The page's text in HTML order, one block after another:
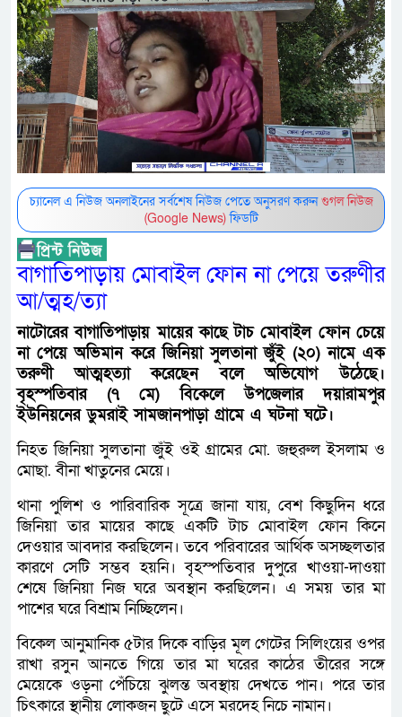
চ্যানেল এ নিউজ অনলাইনের সর্বশেষ নিউজ পেতে অনুসরণ করুনগুগল নিউজ
(Google News)ফিডটি
বাগাতিপাড়ায় মোবাইল ফোন না পেয়ে তরুণীর
আ/ত্মহ/ত্যা
নাটোরের বাগাতিপাড়ায় মায়ের কাছে টাচ মোবাইল ফোন চেয়ে
না পেয়ে অভিমান করে জিনিয়া সুলতানা জুঁই (২০) নামে এক
তরুণী আত্মহত্যা করেছেন বলে অভিযোগ উঠেছে।
বৃহস্পতিবার (৭ মে) বিকেলে উপজেলার দয়ারামপুর
ইউনিয়নের ডুমরাই সামজানপাড়া গ্রামে এ ঘটনা ঘটে।
নিহত জিনিয়া সুলতানা জুঁই ওই গ্রামের মো. জহুরুল ইসলাম ও
মোছা. বীনা খাতুনের মেয়ে।
থানা পুলিশ ও পারিবারিক সূত্রে জানা যায়, বেশ কিছুদিন ধরে
জিনিয়া তার মায়ের কাছে একটি টাচ মোবাইল ফোন কিনে
দেওয়ার আবদার করছিলেন। তবে পরিবারের আর্থিক অসচ্ছলতার
কারণে সেটি সম্ভব হয়নি। বৃহস্পতিবার দুপুরে খাওয়া-দাওয়া
শেষে জিনিয়া নিজ ঘরে অবস্থান করছিলেন। এ সময় তার মা
পাশের ঘরে বিশ্রাম নিচ্ছিলেন।
বিকেল আনুমানিক ৫টার দিকে বাড়ির মূল গেটের সিলিংয়ের ওপর
রাখা রসুন আনতে গিয়ে তার মা ঘরের কাঠের তীরের সঙ্গে
মেয়েকে ওড়না পেঁচিয়ে ঝুলন্ত অবস্থায় দেখতে পান। পরে তার
চিৎকারে স্থানীয় লোকজন ছুটে এসে মরদেহ নিচে নামান।